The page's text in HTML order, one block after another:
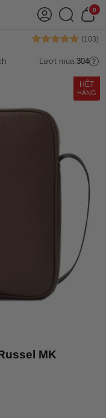
0
Lượt mua:304
HẾT
HÀNG
MK